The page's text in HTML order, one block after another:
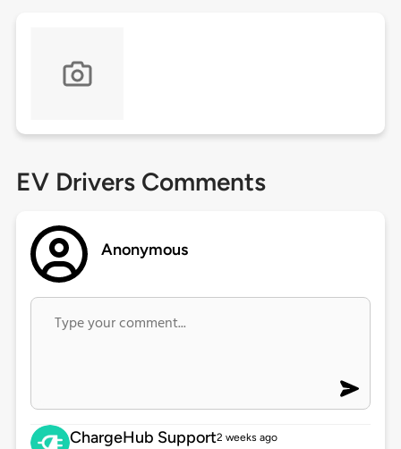
EV Drivers Comments
Anonymous
ChargeHub Support2 weeks ago